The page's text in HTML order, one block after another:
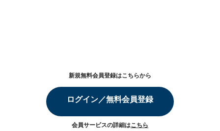
新規無料会員登録はこちらから
ログイン／無料会員登録
会員サービスの詳細はこちら